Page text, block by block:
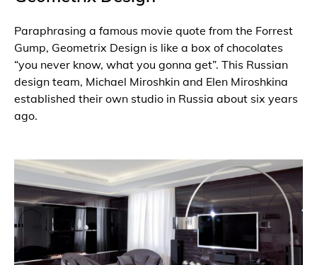
Paraphrasing a famous movie quote from the Forrest
Gump, Geometrix Design is like a box of chocolates
“you never know, what you gonna get”. This Russian
design team, Michael Miroshkin and Elen Miroshkina
established their own studio in Russia about six years
ago.